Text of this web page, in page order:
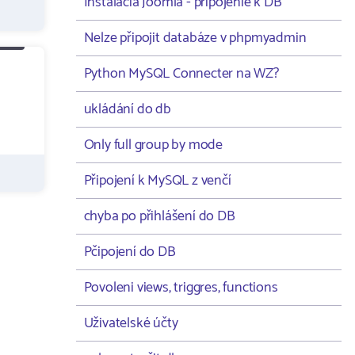
Nelze připojit databáze v phpmyadmin
Python MySQL Connecter na WZ?
ukládání do db
Only full group by mode
Připojení k MySQL z venčí
chyba po přihlášení do DB
Pčipojení do DB
Povoleni views, triggres, functions
Uživatelské účty